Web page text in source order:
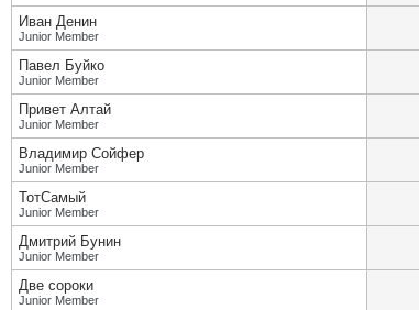
Иван Денин
Junior Member
Павел Буйко
Junior Member
Привет Алтай
Junior Member
Владимир Сойфер
Junior Member
ТотСамый
Junior Member
Дмитрий Бунин
Junior Member
Две сороки
Junior Member